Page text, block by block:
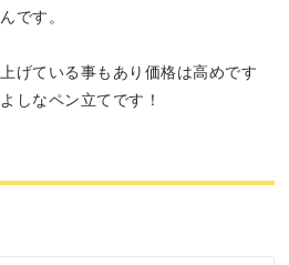
です。
げている事もあり価格は高めです
しなペン立てです！